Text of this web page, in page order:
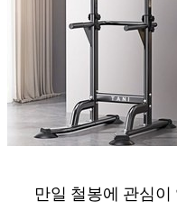
만일 철봉에 관심